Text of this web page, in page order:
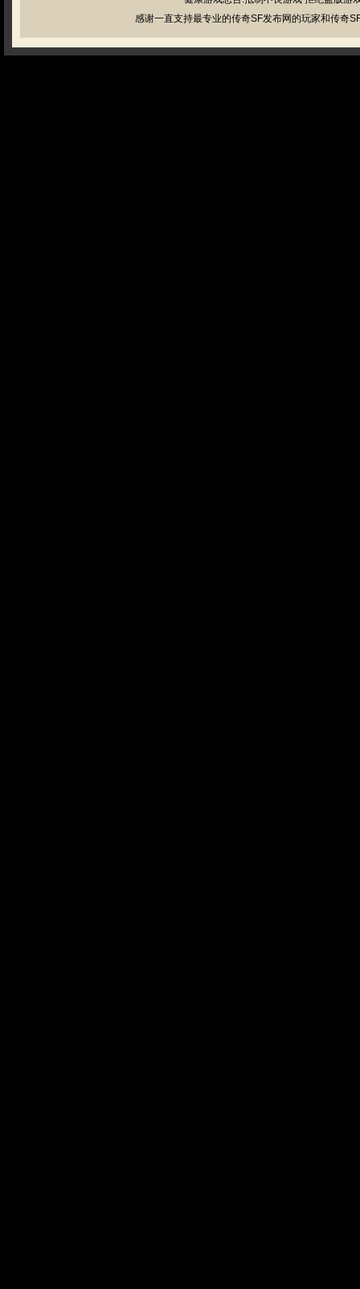
感谢一直支持最专业的传奇SF发布网的玩家和传奇